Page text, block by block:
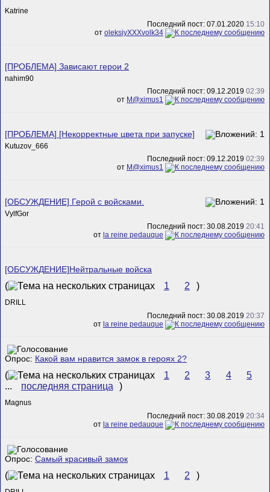
Katrine
Последний пост: 07.01.2020 15:10
от oleksiyXXXvolk34
[ПРОБЛЕМА] Зависают герои 2
nahim90
Последний пост: 09.12.2019 02:39
от M@ximus1
[ПРОБЛЕМА] [Некорректные цвета при запуске]
Kutuzov_666
Последний пост: 09.12.2019 02:39
от M@ximus1
[ОБСУЖДЕНИЕ] Герой с войсками.
VylfGor
Последний пост: 30.08.2019 20:41
от la reine pedauque
[ОБСУЖДЕНИЕ]Нейтральные войска
( 1 2 )
DRILL
Последний пост: 30.08.2019 20:37
от la reine pedauque
Опрос: Какой вам нравится замок в героях 2?
( 1 2 3 4
5
...
последняя страница )
Magnus
Последний пост: 30.08.2019 20:34
от la reine pedauque
Опрос: Самый красивый замок
( 1 2 )